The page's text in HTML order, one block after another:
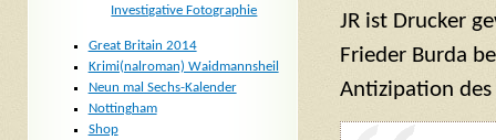
JR ist Drucker
Frieder Burda
Antizipation
Investigative Fotographie
Great Britain 2014
Krimi(nalroman) Waidmannsheil
Neun mal Sechs-Kalender
Nottingham
Shop